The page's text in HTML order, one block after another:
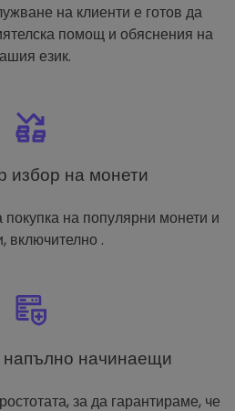
на клиенти е готов да
помощ и обяснения на
език.
на монети
на популярни монети и
включително .
начинаещи
за да гарантираме, че